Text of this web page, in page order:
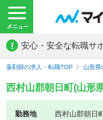
! 安心・安全な転職サ
薬剤師の求人・転職TOP 山形県
西村山郡朝日町(山形
勤務地
西村山郡朝日